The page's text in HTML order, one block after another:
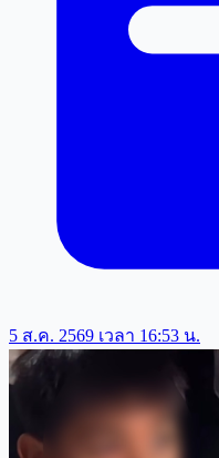
5 ส.ค. 2569 เวลา 16:53 น.